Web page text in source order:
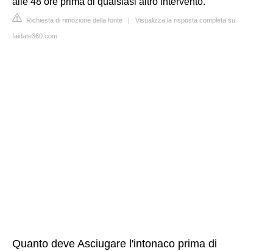
Richiesta di rimozione della fonte | Visualizza la risposta completa su
faidate360.com
Quanto deve Asciugare l'intonaco prima di